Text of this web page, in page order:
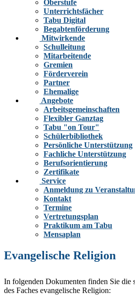
Oberstufe
Unterrichtsfächer
Tabu Digital
Begabtenförderung
Mitwirkende
Schulleitung
Mitarbeitende
Gremien
Förderverein
Partner
Ehemalige
Angebote
Arbeitsgemeinschaften
Flexibler Ganztag
Tabu "on Tour"
Schülerbibliothek
Persönliche Unterstützung
Fachliche Unterstützung
Berufsorientierung
Zertifikate
Service
Anmeldung zu
Kontakt
Termine
Vertretungsplan
Praktikum am Tabu
Mensaplan
Evangelische Religion
In folgenden Dokumenten finden Sie die
des Faches evangelische Religion: